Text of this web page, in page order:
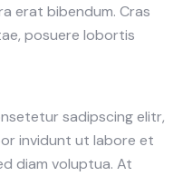
erat bibendum. Cras
posuere lobortis
sadipscing elitr,
invidunt ut labore et
diam voluptua. At